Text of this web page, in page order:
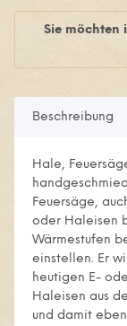
Sie möchten
Beschreibung
Hale,
Feuersäge,
oder Haleisen
Wärmestufen
einstellen. Er
heutigen E-
Haleisen aus
und damit